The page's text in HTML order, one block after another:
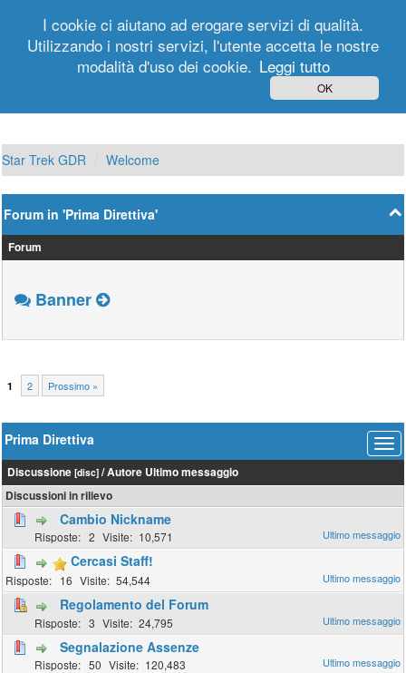
Registrati
Star Trek GDR Welcome
Forum in 'Prima Direttiva'
Forum
Banner
1 2 Prossimo »
Prima Direttiva
Discussione [disc] /Autore Ultimo messaggio
Discussioni in rilievo
Cambio Nickname
2 10,571
Cercasi Staff!
16 54,544
Regolamento del Forum
3 24,795
Segnalazione Assenze
50
120,483
I cookie ci aiutano ad erogare servizi di qualità.
Utilizzando i nostri servizi, l'utente accetta le nostre
modalità d'uso dei cookie. Leggi tutto
OK